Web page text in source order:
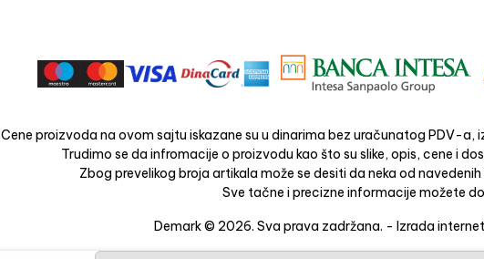
Cene proizvoda na ovom sajtu iskazane su u dinarima bez uračunatog PDV-a,
Trudimo se da infromacije o proizvodu kao što su slike, opis, cene i
Zbog prevelikog broja artikala može se desiti da neka od
Sve tačne i precizne informacije možete
Demark © 2026. Sva prava zadržana. - Izrada